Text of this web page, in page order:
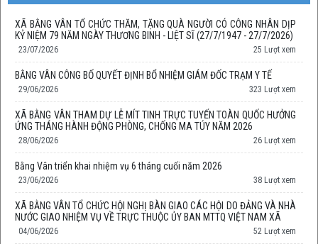
XÃ BẰNG VÂN TỔ CHỨC THĂM, TẶNG QUÀ NGƯỜI CÓ CÔNG NHÂN DỊP
KỶ NIỆM 79 NĂM NGÀY THƯƠNG BINH - LIỆT SĨ (27/7/1947 - 27/7/2026)
23/07/2026 25 Lượt xem
BẰNG VÂN CÔNG BỐ QUYẾT ĐỊNH BỔ NHIỆM GIÁM ĐỐC TRẠM Y TẾ
29/06/2026 323 Lượt xem
XÃ BẰNG VÂN THAM DỰ LỄ MÍT TINH TRỰC TUYẾN TOÀN QUỐC HƯỞNG
ỨNG THÁNG HÀNH ĐỘNG PHÒNG, CHỐNG MA TÚY NĂM 2026
28/06/2026 26 Lượt xem
Bằng Vân triển khai nhiệm vụ 6 tháng cuối năm 2026
23/06/2026 38 Lượt xem
XÃ BẰNG VÂN TỔ CHỨC HỘI NGHỊ BÀN GIAO CÁC HỘI DO ĐẢNG VÀ NHÀ
NƯỚC GIAO NHIỆM VỤ VỀ TRỰC THUỘC ỦY BAN MTTQ VIỆT NAM XÃ
04/06/2026 52 Lượt xem